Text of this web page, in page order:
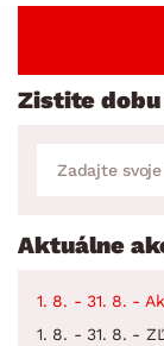
Zistite
Aktuálne
1. 8. - 31. 8. -
1. 8. - 31. 8. -